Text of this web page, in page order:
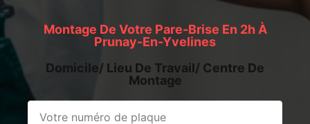
Montage De Votre Pare-Brise En 2h À
Prunay-En-Yvelines
Domicile/ Lieu De Travail/ Centre De
Montage